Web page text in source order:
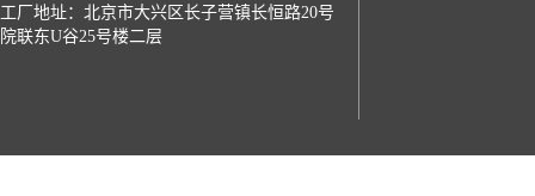
工厂地址：北京市大兴区长子营镇长恒路20号
院联东U谷25号楼二层